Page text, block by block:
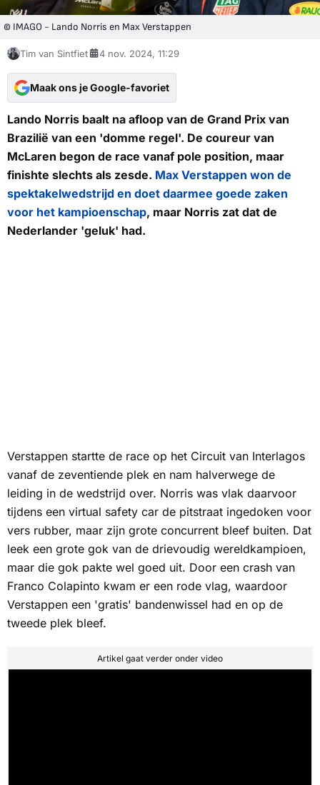
© IMAGO - Lando Norris en Max Verstappen
Tim van Sintfiet 4 nov. 2024, 11:29
Maak ons je Google-favoriet
Lando Norris baalt na afloop van de Grand Prix van
Brazilië van een 'domme regel'. De coureur van
McLaren begon de race vanaf pole position, maar
finishte slechts als zesde. Max Verstappen won de
spektakelwedstrijd en doet daarmee goede zaken
voor het kampioenschap, maar Norris zat dat de
Nederlander 'geluk' had.
Verstappen startte de race op het Circuit van Interlagos
vanaf de zeventiende plek en nam halverwege de
leiding in de wedstrijd over. Norris was vlak daarvoor
tijdens een virtual safety car de pitstraat ingedoken voor
vers rubber, maar zijn grote concurrent bleef buiten. Dat
leek een grote gok van de drievoudig wereldkampioen,
maar die gok pakte wel goed uit. Door een crash van
Franco Colapinto kwam er een rode vlag, waardoor
Verstappen een 'gratis' bandenwissel had en op de
tweede plek bleef.
Artikel gaat verder onder video